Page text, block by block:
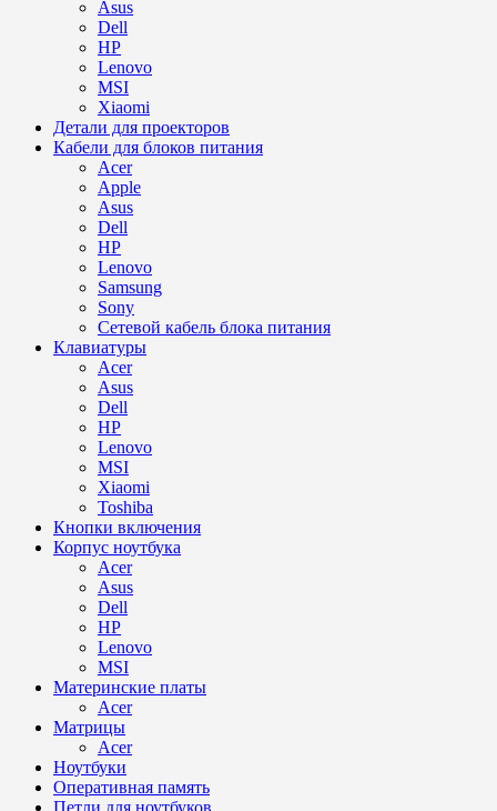
Asus
Dell
HP
Lenovo
MSI
Xiaomi
Детали для проекторов
Кабели для блоков питания
Acer
Apple
Asus
Dell
HP
Lenovo
Samsung
Sony
Сетевой кабель блока питания
Клавиатуры
Acer
Asus
Dell
HP
Lenovo
MSI
Xiaomi
Toshiba
Кнопки включения
Корпус ноутбука
Acer
Asus
Dell
HP
Lenovo
MSI
Материнские платы
Acer
Матрицы
Acer
Ноутбуки
Оперативная память
Петли для ноутбуков